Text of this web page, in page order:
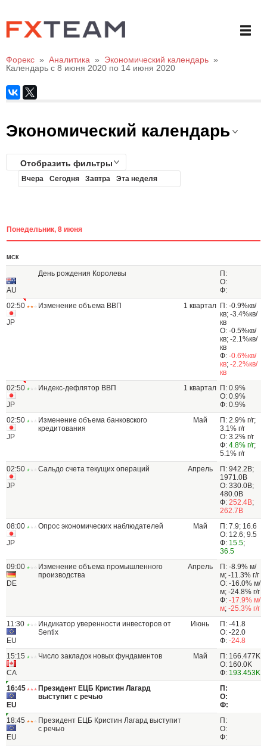
Форекс » Аналитика » Экономический календарь »
Календарь с 8 июня 2020 по 14 июня 2020
Экономический календарь
Отобразить фильтры
Вчера Сегодня Завтра Эта неделя
Понедельник, 8 июня
МСК
AU
День рождения Королевы
П:
О:
Ф:
02:50
JP
Изменение объема ВВП 1 квартал П: -0.9%кв/
кв; -3.4%кв/
кв
О: -0.5%кв/
кв; -2.1%кв/
кв
Ф: -0.6%кв/
кв; -2.2%кв/
кв
02:50
JP
Индекс-дефлятор ВВП 1 квартал П: 0.9%
О: 0.9%
Ф: 0.9%
02:50
JP
Изменение объема банковского
кредитования
Май
П: 2.9% г/г;
3.1% г/г
О: 3.2% г/г
Ф: 4.8% г/г;
5.1% г/г
02:50
JP
Сальдо счета текущих операций Апрель
П: 942.2B;
1971.0B
О: 330.0B;
480.0B
Ф: 252.4B;
262.7B
08:00
JP
Опрос экономических наблюдателей Май
П: 7.9; 16.6
О: 12.6; 9.5
Ф: 15.5;
36.5
09:00
DE
Изменение объема промышленного
производства
Апрель
П: -8.9% м/
м; -11.3% г/г
О: -16.0% м/
м; -24.8% г/г
Ф: -17.9% м/
м; -25.3% г/г
11:30
EU
Индикатор уверенности инвесторов от
Sentix
Июнь
П: -41.8
О: -22.0
Ф: -24.8
15:15
CA
Число закладок новых фундаментов Май
П: 166.477K
О: 160.0K
Ф: 193.453K
16:45
EU
Президент ЕЦБ Кристин Лагард
выступит с речью
П:
О:
Ф:
18:45
EU
Президент ЕЦБ Кристин Лагард выступит
с речью
П:
О:
Ф: